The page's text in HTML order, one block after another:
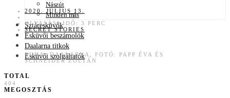
Nászút
Minden más
Sztáresküvők
Esküvői beszámolók
Daalarna titkok
Esküvői szolgáltatók
2020. JÚLIUS 13.
OLVASÁSI IDŐ: 3 PERC
SECRET STORIES
RUHA: DAALARNA, FOTÓ: PAPP ÉVA ÉS
SCHNEIDER ZOLTÁN
TOTAL
404
MEGOSZTÁS